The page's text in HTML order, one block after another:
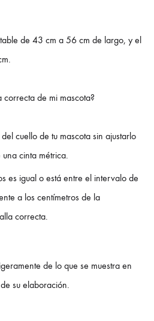
de 43 cm a 56 cm de largo, y el
correcta de mi mascota?
cuello de tu mascota sin ajustarlo
cinta métrica.
es igual o está entre el intervalo de
a los centímetros de la
correcta.
de lo que se muestra en
su elaboración.